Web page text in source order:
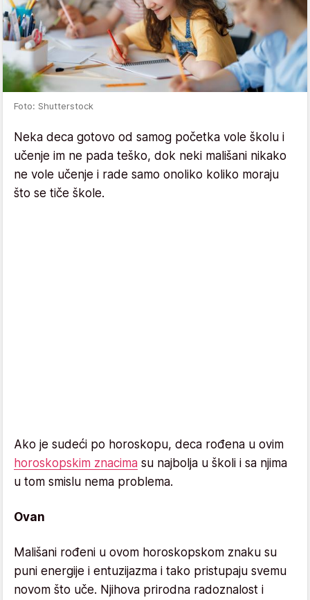
Foto: Shutterstock
Neka deca gotovo od samog početka vole školu i
učenje im ne pada teško, dok neki mališani nikako
ne vole učenje i rade samo onoliko koliko moraju
što se tiče škole.
Ako je sudeći po horoskopu, deca rođena u ovim
horoskopskim znacima su najbolja u školi i sa njima
u tom smislu nema problema.
Ovan
Mališani rođeni u ovom horoskopskom znaku su
puni energije i entuzijazma i tako pristupaju svemu
novom što uče. Njihova prirodna radoznalost i